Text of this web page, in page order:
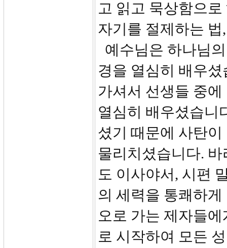
고 읽고 묵상함으
자기를 절제하는
예수님은 하나님
경을 열심히 배우
가셔서 선생들 중
열심히 배우셨습니
셨기 때문에 사탄
물리치셨습니다.
도 이사야서, 시편
의 세력을 통쾌하
오로 가는 제자들
로 시작하여 모든